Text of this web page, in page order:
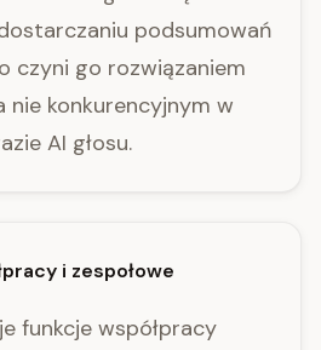
podsumowań
czyni go rozwiązaniem
nie konkurencyjnym w
AI głosu.
i zespołowe
funkcje współpracy